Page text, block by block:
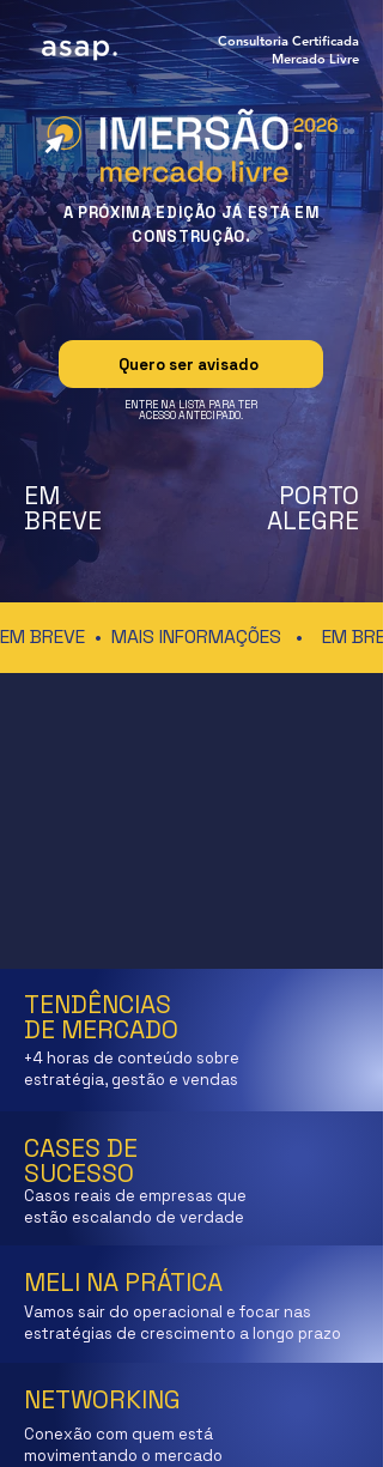
QUERO VENDER MAIS
Consultoria Certificada
Mercado Livre
A PRÓXIMA EDIÇÃO JÁ ESTÁ EM
CONSTRUÇÃO.
Quero ser avisado
ENTRE NA LISTA PARA TER
ACESSO ANTECIPADO.
EM
BREVE
PORTO
ALEGRE
EM BREVE  •  MAIS INFORMAÇÕES   •
TENDÊNCIAS
DE MERCADO
+4 horas de conteúdo sobre
estratégia, gestão e vendas
CASES DE
SUCESSO
Casos reais de empresas que
estão escalando de verdade
MELI NA PRÁTICA
Vamos sair do operacional e focar nas
estratégias de crescimento a longo prazo
NETWORKING
Conexão com quem está
movimentando o mercado